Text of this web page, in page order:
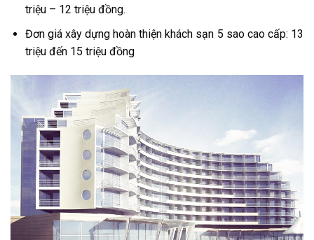
triệu – 12 triệu đồng.
Đơn giá xây dựng hoàn thiện khách sạn 5 sao cao cấp: 13
triệu đến 15 triệu đồng